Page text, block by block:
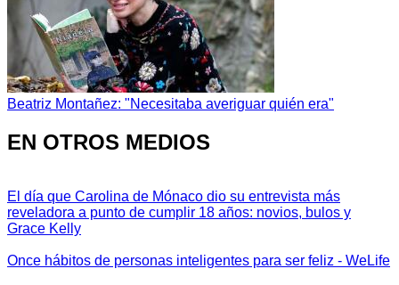
Beatriz Montañez: "Necesitaba averiguar quién era"
EN OTROS MEDIOS
El día que Carolina de Mónaco dio su entrevista más
reveladora a punto de cumplir 18 años: novios, bulos y
Grace Kelly
Once hábitos de personas inteligentes para ser feliz - WeLife